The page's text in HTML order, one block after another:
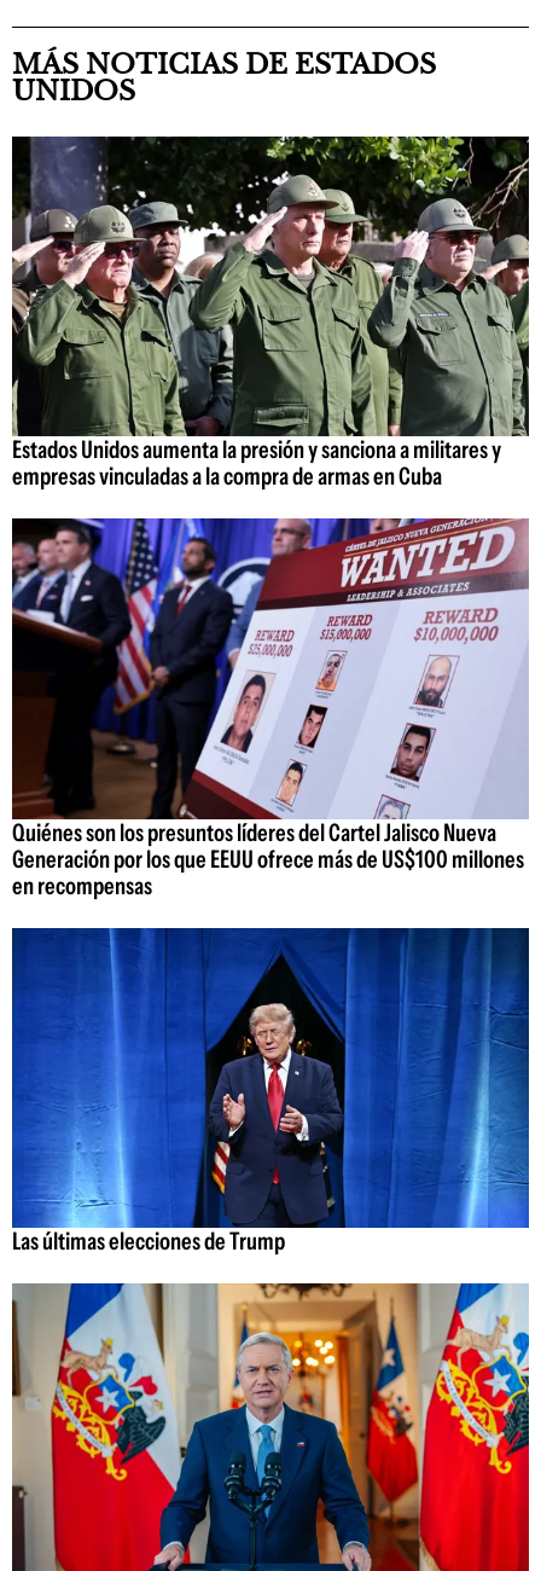
MÁS NOTICIAS DE ESTADOS
UNIDOS
Estados Unidos aumenta la presión y sanciona a militares y
empresas vinculadas a la compra de armas en Cuba
Quiénes son los presuntos líderes del Cartel Jalisco Nueva
Generación por los que EEUU ofrece más de US$100 millones
en recompensas
Las últimas elecciones de Trump